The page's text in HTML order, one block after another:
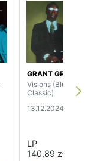
GRANT GREEN
Visions (Blue Note
Classic)
13.12.2024
LP
140,89 zł